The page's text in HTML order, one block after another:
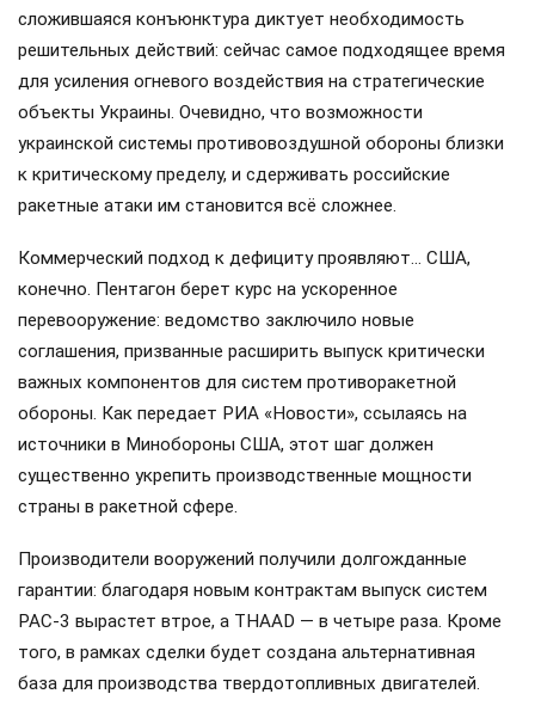
сложившаяся конъюнктура диктует необходимость
решительных действий: сейчас самое подходящее время
для усиления огневого воздействия на стратегические
объекты Украины. Очевидно, что возможности
украинской системы противовоздушной обороны близки
к критическому пределу, и сдерживать российские
ракетные атаки им становится всё сложнее.
Коммерческий подход к дефициту проявляют… США,
конечно. Пентагон берет курс на ускоренное
перевооружение: ведомство заключило новые
соглашения, призванные расширить выпуск критически
важных компонентов для систем противоракетной
обороны. Как передает РИА «Новости», ссылаясь на
источники в Минобороны США, этот шаг должен
существенно укрепить производственные мощности
страны в ракетной сфере.
Производители вооружений получили долгожданные
гарантии: благодаря новым контрактам выпуск систем
PAC-3 вырастет втрое, а THAAD — в четыре раза. Кроме
того, в рамках сделки будет создана альтернативная
база для производства твердотопливных двигателей.